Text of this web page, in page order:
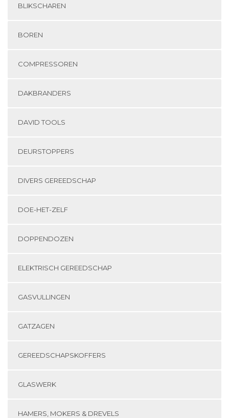
BLIKSCHAREN
BOREN
COMPRESSOREN
DAKBRANDERS
DAVID TOOLS
DEURSTOPPERS
DIVERS GEREEDSCHAP
DOE-HET-ZELF
DOPPENDOZEN
ELEKTRISCH GEREEDSCHAP
GASVULLINGEN
GATZAGEN
GEREEDSCHAPSKOFFERS
GLASWERK
HAMERS, MOKERS & DREVELS